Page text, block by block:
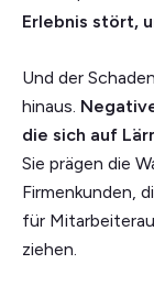
Erlebnis stört,
Und der
hinaus.
die sich auf
Sie prägen die
Firmenkunden,
für
ziehen.